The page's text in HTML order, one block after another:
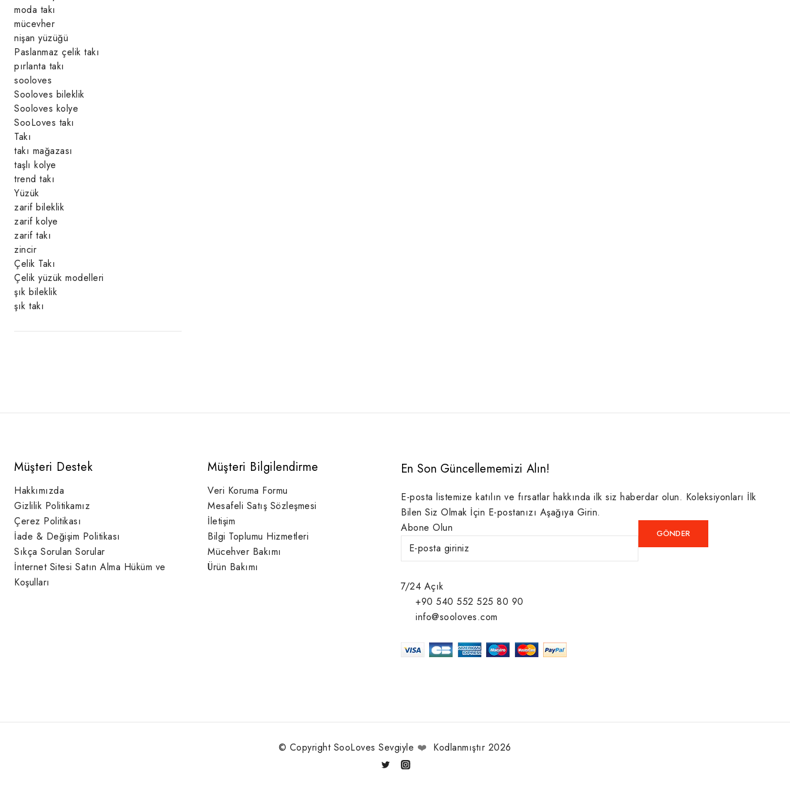
moda takı
mücevher
nişan yüzüğü
Paslanmaz çelik takı
pırlanta takı
sooloves
Sooloves bileklik
Sooloves kolye
SooLoves takı
Takı
takı mağazası
taşlı kolye
trend takı
Yüzük
zarif bileklik
zarif kolye
zarif takı
zincir
Çelik Takı
Çelik yüzük modelleri
şık bileklik
şık takı
Müşteri Destek
Hakkımızda
Gizlilik Politikamız
Çerez Politikası
İade & Değişim Politikası
Sıkça Sorulan Sorular
İnternet Sitesi Satın Alma Hüküm ve
Koşulları
Müşteri Bilgilendirme
Veri Koruma Formu
Mesafeli Satış Sözleşmesi
İletişim
Bilgi Toplumu Hizmetleri
Mücehver Bakımı
Ürün Bakımı
En Son Güncellememizi Alın!
E-posta listemize katılın ve fırsatlar hakkında ilk siz haberdar olun. Koleksiyonları İlk
Bilen Siz Olmak İçin E-postanızı Aşağıya Girin.
Abone Olun
7/24 Açık
+90 540 552 525 80 90
info@sooloves.com
© Copyright SooLoves Sevgiyle ❤️ Kodlanmıştır 2026